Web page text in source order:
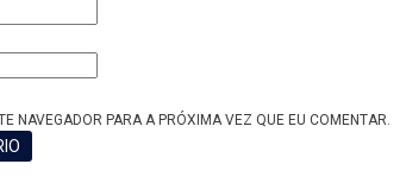
NAVEGADOR PARA A PRÓXIMA VEZ QUE EU COMENTAR.